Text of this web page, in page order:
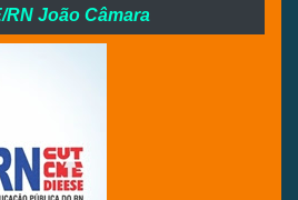
RN João Câmara